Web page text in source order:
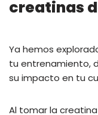
creatinas
Ya hemos
tu entrenamiento,
su impacto en tu
Al tomar la